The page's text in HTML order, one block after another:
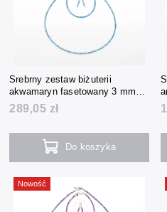
Srebrny zestaw biżuterii
akwamaryn fasetowany 3 mm
(naszyjnik + bransoletka +
kolczyki)
289,05 zł
Do koszyka
Nowość